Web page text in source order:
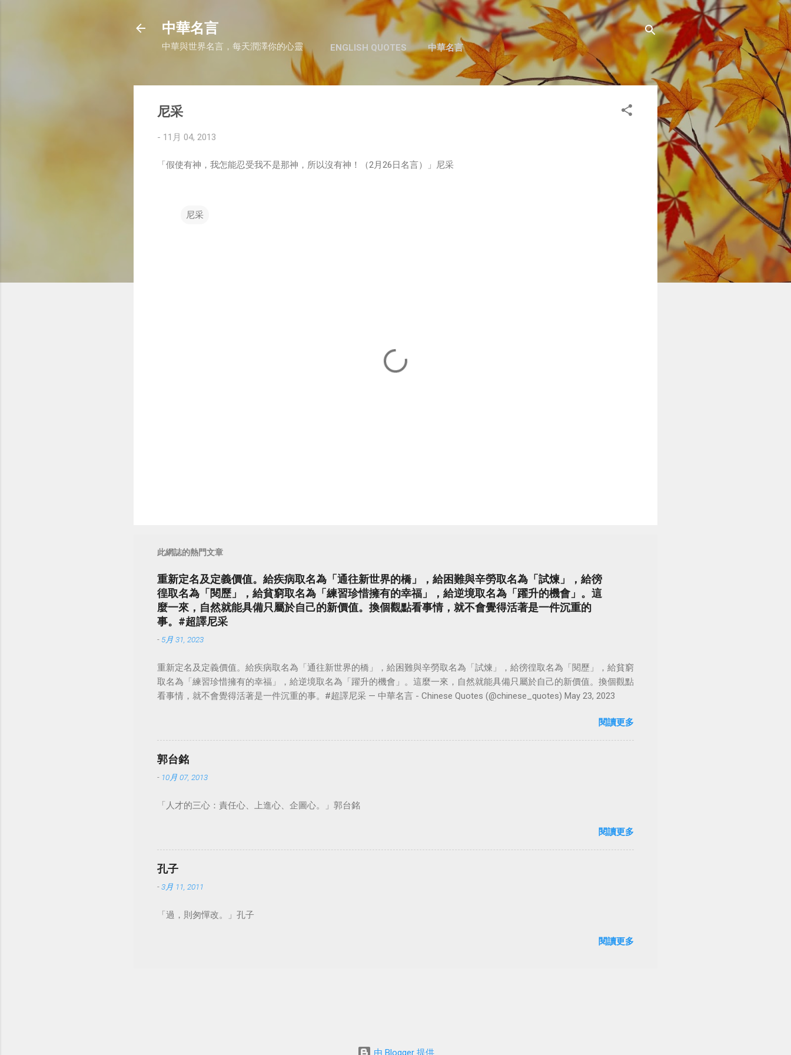
跳至主要內容
中華名言
中華與世界名言，每天潤澤你的心靈 ENGLISH QUOTES 中華名言
尼采
- 11月 04, 2013
「假使有神，我怎能忍受我不是那神，所以沒有神！（2月26日名言）」尼采
尼采
此網誌的熱門文章
重新定名及定義價值。給疾病取名為「通往新世界的橋」，給困難與辛勞取名為「試煉」，給徬
徨取名為「閱歷」，給貧窮取名為「練習珍惜擁有的幸福」，給逆境取名為「躍升的機會」。這
麼一來，自然就能具備只屬於自己的新價值。換個觀點看事情，就不會覺得活著是一件沉重的
事。#超譯尼采
- 5月 31, 2023
重新定名及定義價值。給疾病取名為「通往新世界的橋」，給困難與辛勞取名為「試煉」，給徬徨取名為「閱歷」，給貧窮
取名為「練習珍惜擁有的幸福」，給逆境取名為「躍升的機會」。這麼一來，自然就能具備只屬於自己的新價值。換個觀點
看事情，就不會覺得活著是一件沉重的事。#超譯尼采 — 中華名言 - Chinese Quotes (@chinese_quotes) May 23, 2023
閱讀更多
郭台銘
- 10月 07, 2013
「人才的三心：責任心、上進心、企圖心。」郭台銘
閱讀更多
孔子
-3月 11, 2011
「過，則匆憚改。」孔子
閱讀更多
由 Blogger 提供